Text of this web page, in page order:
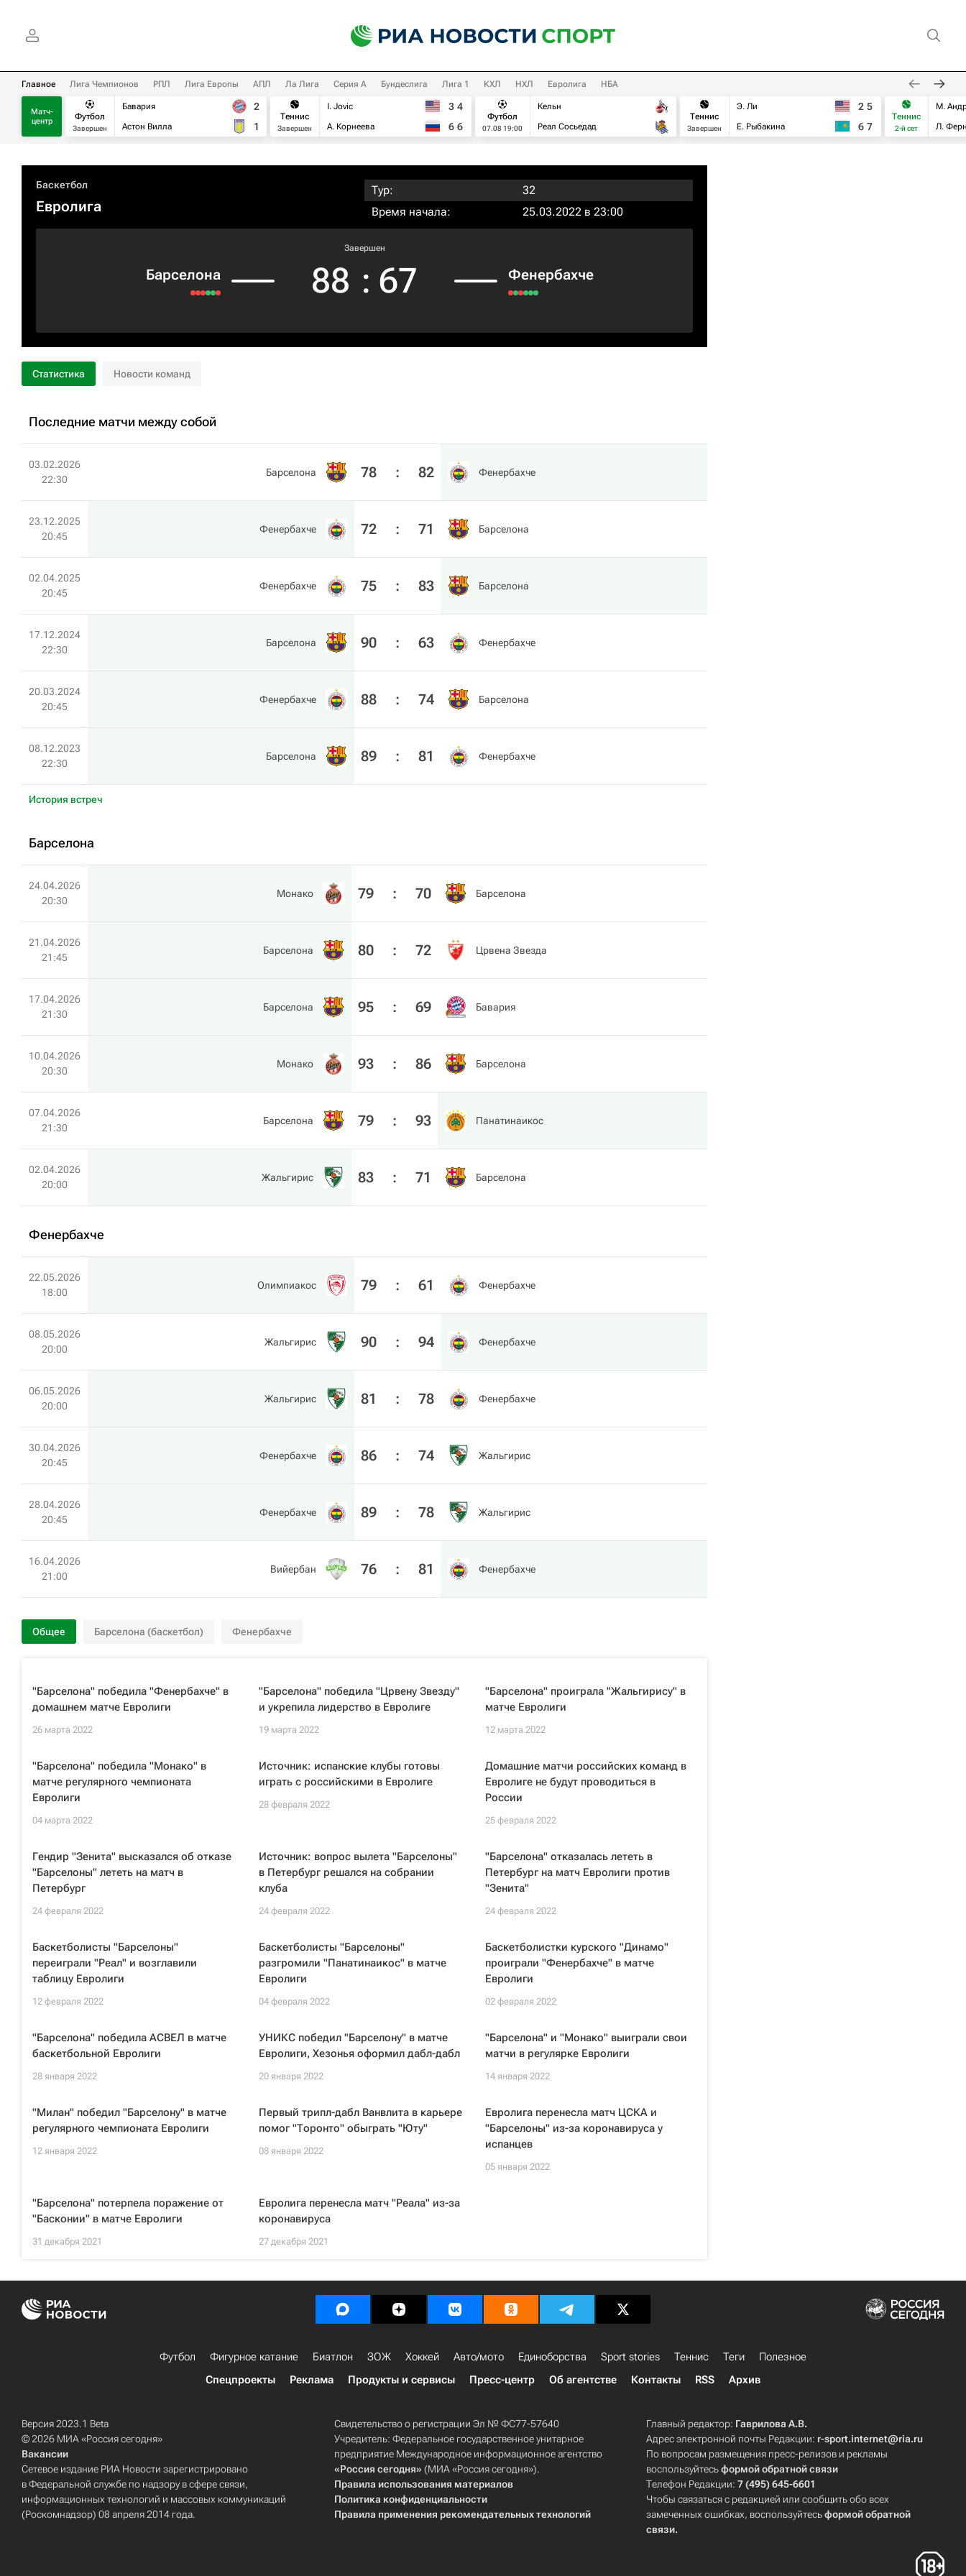
Главное Лига Чемпионов РПЛ Лига Европы АПЛ Ла Лига Серия А Бундеслига Лига 1 КХЛ НХЛ Евролига НБА
Матч-
центр
Футбол
Завершен
Бавария
Астон Вилла
2
1
Теннис
Завершен
I. Jovic
А. Корнеева
3 4
6 6
Футбол
07.08 19:00
Кельн
Реал Сосьедад
Теннис
Завершен
Э. Ли
Е. Рыбакина
2 5
6 7
Теннис
2-й сет
М.
Л.
Баскетбол
Евролига
Тур:
32
Время начала:
25.03.2022 в 23:00
Барселона
Завершен
88 : 67 Фенербахче
Статистика Новости команд
Последние матчи между собой
03.02.2026
22:30
Барселона 78 : 82 Фенербахче
23.12.2025
20:45
Фенербахче 72 : 71 Барселона
02.04.2025
20:45
Фенербахче 75 : 83 Барселона
17.12.2024
22:30
Барселона 90 : 63 Фенербахче
20.03.2024
20:45
Фенербахче 88 : 74 Барселона
08.12.2023
22:30
Барселона 89 : 81 Фенербахче
История встреч
Барселона
24.04.2026
20:30
Монако 79 : 70 Барселона
21.04.2026
21:45
Барселона 80 : 72 Црвена Звезда
17.04.2026
21:30
Барселона 95 : 69 Бавария
10.04.2026
20:30
Монако 93 : 86 Барселона
07.04.2026
21:30
Барселона 79 : 93 Панатинаикос
02.04.2026
20:00
Жальгирис 83 : 71 Барселона
Фенербахче
22.05.2026
18:00
Олимпиакос 79 : 61 Фенербахче
08.05.2026
20:00
Жальгирис 90 : 94 Фенербахче
06.05.2026
20:00
Жальгирис 81 : 78 Фенербахче
30.04.2026
20:45
Фенербахче 86 : 74 Жальгирис
28.04.2026
20:45
Фенербахче 89 : 78 Жальгирис
16.04.2026
21:00
Вийербан 76 : 81 Фенербахче
Общее Барселона (баскетбол) Фенербахче
"Барселона" победила "Фенербахче" в
домашнем матче Евролиги
26 марта 2022
"Барселона" победила "Црвену Звезду"
и укрепила лидерство в Евролиге
19 марта 2022
"Барселона" проиграла "Жальгирису" в
матче Евролиги
12 марта 2022
"Барселона" победила "Монако" в
матче регулярного чемпионата
Евролиги
04 марта 2022
Источник: испанские клубы готовы
играть с российскими в Евролиге
28 февраля 2022
Домашние матчи российских команд в
Евролиге не будут проводиться в
России
25 февраля 2022
Гендир "Зенита" высказался об отказе
"Барселоны" лететь на матч в
Петербург
24 февраля 2022
Источник: вопрос вылета "Барселоны"
в Петербург решался на собрании
клуба
24 февраля 2022
"Барселона" отказалась лететь в
Петербург на матч Евролиги против
"Зенита"
24 февраля 2022
Баскетболисты "Барселоны"
переиграли "Реал" и возглавили
таблицу Евролиги
12 февраля 2022
Баскетболисты "Барселоны"
разгромили "Панатинаикос" в матче
Евролиги
04 февраля 2022
Баскетболистки курского "Динамо"
проиграли "Фенербахче" в матче
Евролиги
02 февраля 2022
"Барселона" победила АСВЕЛ в матче
баскетбольной Евролиги
28 января 2022
УНИКС победил "Барселону" в матче
Евролиги, Хезонья оформил дабл-дабл
20 января 2022
"Барселона" и "Монако" выиграли свои
матчи в регулярке Евролиги
14 января 2022
"Милан" победил "Барселону" в матче
регулярного чемпионата Евролиги
12 января 2022
Первый трипл-дабл Ванвлита в карьере
помог "Торонто" обыграть "Юту"
08 января 2022
Евролига перенесла матч ЦСКА и
"Барселоны" из-за коронавируса у
испанцев
05 января 2022
"Барселона" потерпела поражение от
"Басконии" в матче Евролиги
31 декабря 2021
Евролига перенесла матч "Реала" из-за
коронавируса
27 декабря 2021
Футбол Фигурное катание Биатлон ЗОЖ Хоккей Авто/мото Единоборства Sport stories Теннис Теги
Полезное
Спецпроекты
Реклама Продукты и сервисы Пресс-центр Об агентстве Контакты RSS Архив
Версия 2023.1 Beta
© 2026 МИА «Россия сегодня»
Вакансии
Сетевое издание РИА Новости зарегистрировано
в Федеральной службе по надзору в сфере связи,
информационных технологий и массовых коммуникаций
(Роскомнадзор) 08 апреля 2014 года.
Свидетельство о регистрации Эл № ФС77-57640
Учредитель: Федеральное государственное унитарное
предприятие Международное информационное агентство
«Россия сегодня» (МИА «Россия сегодня»).
Правила использования материалов
Политика конфиденциальности
Правила применения рекомендательных технологий
Главный редактор: Гаврилова А.В.
Адрес электронной почты Редакции: r-sport.internet@ria.ru
По вопросам размещения пресс-релизов и рекламы
воспользуйтесьформой обратной связи
Телефон Редакции:7 (495) 645-6601
Чтобы связаться с редакцией или сообщить обо всех
замеченных ошибках, воспользуйтесьформой обратной
связи.